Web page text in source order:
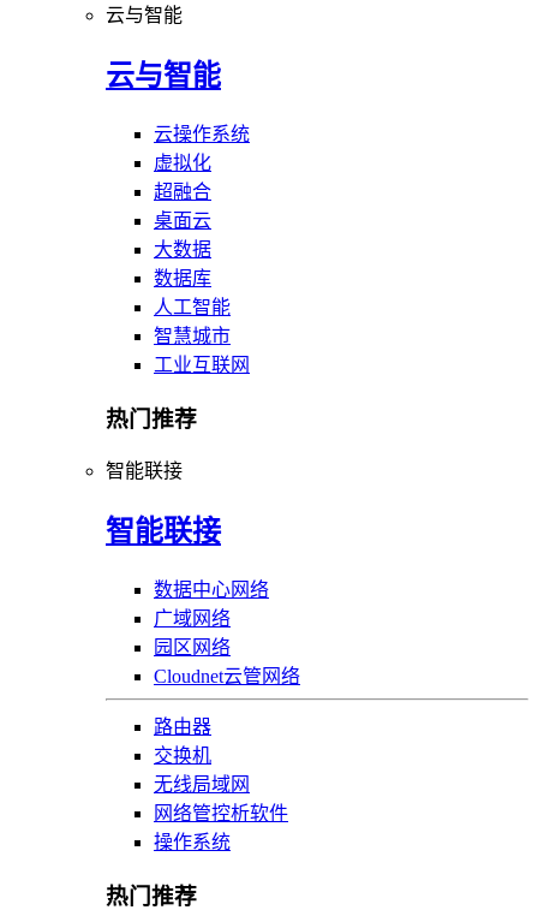
云与智能
云与智能
云操作系统
虚拟化
超融合
桌面云
大数据
数据库
人工智能
智慧城市
工业互联网
热门推荐
智能联接
智能联接
数据中心网络
广域网络
园区网络
Cloudnet云管网络
路由器
交换机
无线局域网
网络管控析软件
操作系统
热门推荐